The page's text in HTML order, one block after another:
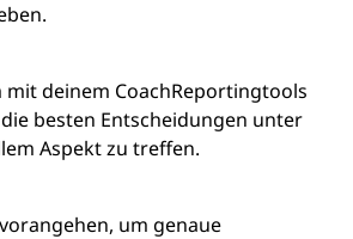
mit deinem CoachReportingtools
besten Entscheidungen unter
Aspekt zu treffen.
um genaue